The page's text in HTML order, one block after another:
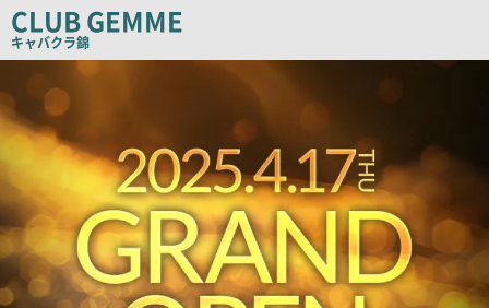
ピ
ー
CLUB GEMME
キャバクラ錦
PR
画
像